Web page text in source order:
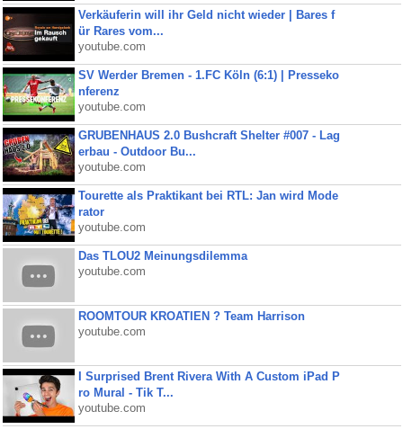
Verkäuferin will ihr Geld nicht wieder | Bares f
ür Rares vom...
youtube.com
SV Werder Bremen - 1.FC Köln (6:1) | Presseko
nferenz
youtube.com
GRUBENHAUS 2.0 Bushcraft Shelter #007 - Lag
erbau - Outdoor Bu...
youtube.com
Tourette als Praktikant bei RTL: Jan wird Mode
rator
youtube.com
Das TLOU2 Meinungsdilemma
youtube.com
ROOMTOUR KROATIEN ? Team Harrison
youtube.com
I Surprised Brent Rivera With A Custom iPad P
ro Mural - Tik T...
youtube.com